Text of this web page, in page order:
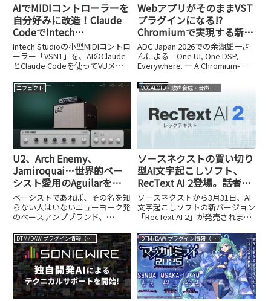
AIでMIDIコントローラーを
自分好みに改造！Claude
CodeでIntech
Studio「VSN1」をVUメー
ター化してみた
Intech Studioの小型MIDIコントロ
ーラー「VSN1」を、AIのClaude
とClaude Codeを使ってVUメー
ゼロから半日で完成させた手順
を、PythonやLuaのコード例とと
もに紹介します。
WebアプリがそのままVST
プラグインになる!?
Chromiumで実現する新時
代のプラグイン開発、その
驚きの仕組み【ADC Japan
2026レポート④】
ADC Japan 2026での余湖雄一さ
んによる「One UI, One DSP,
Everywhere. ― A Chromium-
Plugins」というセッションのレ
ポート。Webアプリをそのまま
エフェクト
U2、Arch Enemy、
Jamiroquai…世界的ベー
シスト愛用のAguilarを
KORGがAIでプラグイン
化！「Aguilar Plugin
Suite」開発者インタビュ
ー
ベーシストであれば、その名を知
らない人はいないニューヨーク発
のベースアンプブランド、
Adam Clayton、Arch Enemyの
Sharlee D'Angelo、Alicia Keys
の...
VOCALOID・歌声合成・音声合成
ソースネクストの買い切り
型AI文字起こしソフト、
RecText AI 2登場。話者分
離機能を新搭載し、グレー
ドアップした最新版をチェ
ック
ソースネクストから3月31日、AI
文字起こしソフトの新バージョン
「RecText AI 2」が発売されまし
ウンロード版で、初代と同じく買
い切り型・オフライン処理という
基本コンセプトを引き継ぎつつ、
複数の新機...
DTM/DAW プラグイン情報（VST AU AAX） DTM/DAW プラグイン情報（VST AU AAX）